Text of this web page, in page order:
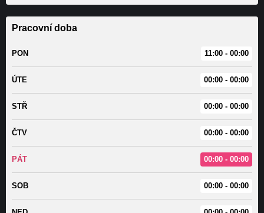
Pracovní doba
PON 11:00 - 00:00
ÚTE 00:00 - 00:00
STŘ 00:00 - 00:00
ČTV 00:00 - 00:00
PÁT 00:00 - 00:00
SOB 00:00 - 00:00